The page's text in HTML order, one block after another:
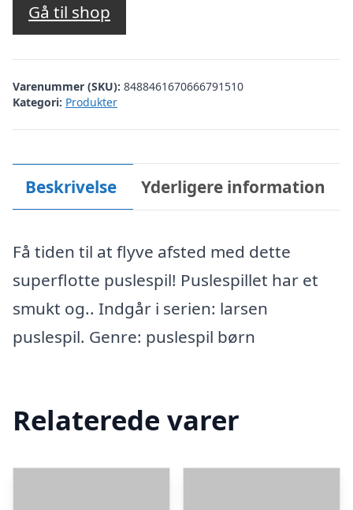
Gå til shop
Varenummer (SKU): 8488461670666791510
Kategori: Produkter
Beskrivelse Yderligere information
Få tiden til at flyve afsted med dette
superflotte puslespil! Puslespillet har et
smukt og.. Indgår i serien: larsen
puslespil. Genre: puslespil børn
Relaterede varer